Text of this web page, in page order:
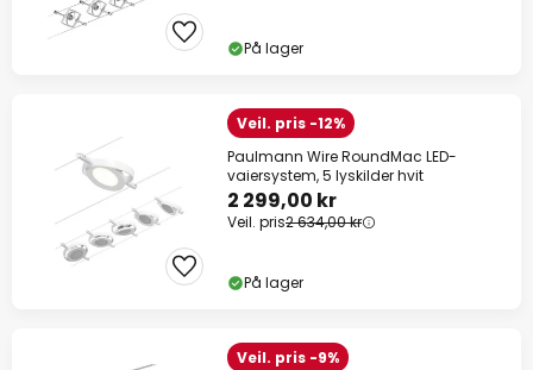
På lager
Veil. pris -12%
Paulmann Wire RoundMac LED-
vaiersystem, 5 lyskilder hvit
2 299,00 kr
Veil. pris2 634,00 kr
På lager
Veil. pris -9%